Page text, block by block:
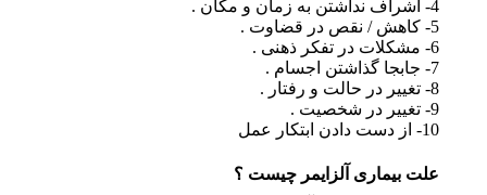
4- اشراف نداشتن به زمان و مکان .
5- کاهش / نقص در قضاوت .
6- مشکلات در تفکر ذهنی .
7- جابجا گذاشتن اجسام .
8- تغییر در حالت و رفتار .
9- تغییر در شخصیت .
10- از دست دادن ابتکار عمل
علت بیماری آلزایمر چیست ؟